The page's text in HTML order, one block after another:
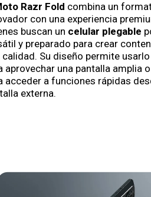
Razr Fold combina un
con una experiencia
buscan un celular plegable
y preparado para crear
calidad. Su diseño permite
aprovechar una pantalla amplia
acceder a funciones rápidas
externa.